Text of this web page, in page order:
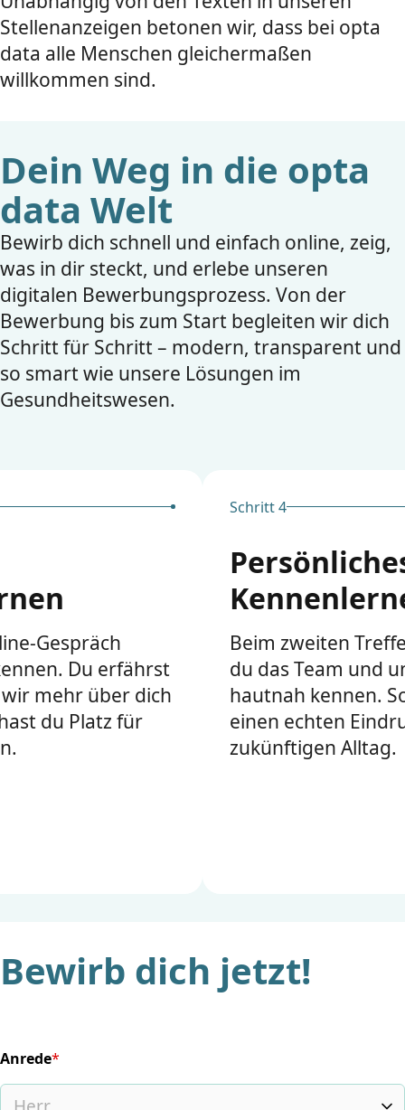
Stellenanzeigen betonen wir, dass bei opta
data alle Menschen gleichermaßen
willkommen sind.
Dein Weg in die opta
data Welt
Bewirb dich schnell und einfach online, zeig,
was in dir steckt, und erlebe unseren
digitalen Bewerbungsprozess. Von der
Bewerbung bis zum Start begleiten wir dich
Schritt für Schritt – modern, transparent und
so smart wie unsere Lösungen im
Gesundheitswesen.
Gespräch
Du erfährst
mehr über dich
du Platz für
Schritt 4
Beim zweiten
du das Team und
hautnah kennen.
einen echten
zukünftigen Alltag.
Bewirb dich jetzt!
Anrede*
(required)